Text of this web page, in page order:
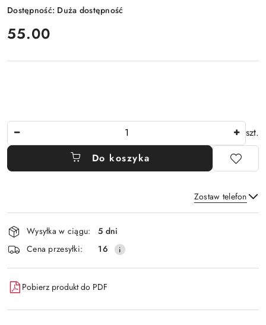
Dostępność: Duża dostępność
cena:
55.00
szt.
Do koszyka
Zostaw telefon
Wyślij
Dostępność
i
dostawa
Wysyłka w ciągu:
5 dni
Cena przesyłki:
16
Pobierz produkt do PDF